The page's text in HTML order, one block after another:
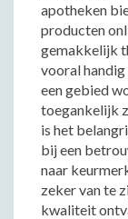
apotheken
producten
gemakkelijk
vooral
een gebied
toegankelijk
is het
bij een
naar
zeker van te
kwaliteit